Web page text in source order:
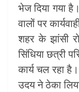
भेज दिया गया
वालों पर
शहर के झांसी
सिंधिया छत्री
कार्य चल रहा
उदय ने ठेका